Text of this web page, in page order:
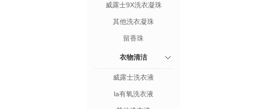
威露士9X洗衣凝珠
其他洗衣凝珠
留香珠
衣物清洁
威露士洗衣液
la有氧洗衣液